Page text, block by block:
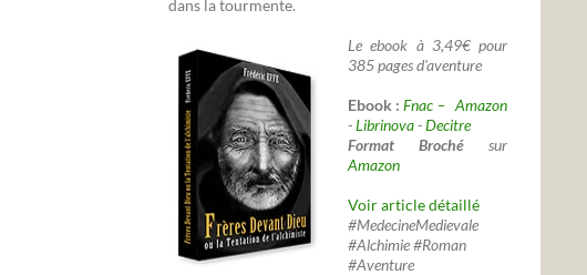
dans la tourmente.
Le ebook à 3,49€ pour
385 pages d'aventure
Ebook :Fnac – Amazon
-Librinova-Decitre
Format Broché sur
Amazon
Voir article détaillé
#MedecineMedievale
#Alchimie #Roman
#Aventure